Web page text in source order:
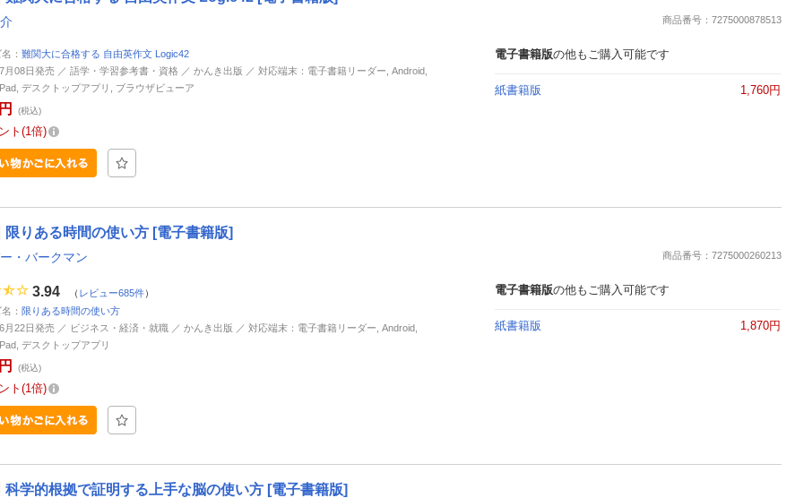
商品番号：7275000878513
： 難関大に合格する 自由英作文 Logic42
月08日発売 ／ 語学・学習参考書・資格 ／ かんき出版 ／ 対応端末：電子書籍リーダー, Android,
デスクトップアプリ, ブラウザビューア
(税込)
ト 1倍
電子書籍版の他もご購入可能です
紙書籍版 1,760円
限りある時間の使い方 [電子書籍版]
・バークマン 商品番号：7275000260213
3.94 （ レビュー685件）
： 限りある時間の使い方
月22日発売 ／ ビジネス・経済・就職 ／ かんき出版 ／ 対応端末：電子書籍リーダー, Android,
デスクトップアプリ
(税込)
ト 1倍
電子書籍版の他もご購入可能です
紙書籍版 1,870円
科学的根拠で証明する上手な脳の使い方 [電子書籍版]